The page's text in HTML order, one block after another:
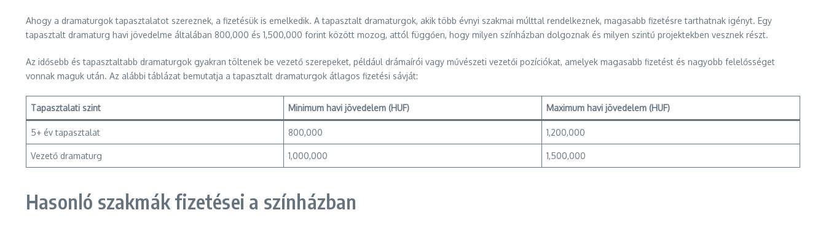
Ahogy a dramaturgok tapasztalatot szereznek, a fizetésük is emelkedik. A tapasztalt dramaturgok, akik több évnyi szakmai múlttal rendelkeznek, magasabb fizetésre tarthatnak igényt. Egy
tapasztalt dramaturg havi jövedelme általában 800,000 és 1,500,000 forint között mozog, attól függően, hogy milyen színházban dolgoznak és milyen szintű projektekben vesznek részt.
Az idősebb és tapasztaltabb dramaturgok gyakran töltenek be vezető szerepeket, például drámaírói vagy művészeti vezetői pozíciókat, amelyek magasabb fizetést és nagyobb felelősséget
vonnak maguk után. Az alábbi táblázat bemutatja a tapasztalt dramaturgok átlagos fizetési sávját:
Tapasztalati szint Minimum havi jövedelem (HUF) Maximum havi jövedelem (HUF)
5+ év tapasztalat 800,000 1,200,000
Vezető dramaturg 1,000,000 1,500,000
Hasonló szakmák fizetései a színházban